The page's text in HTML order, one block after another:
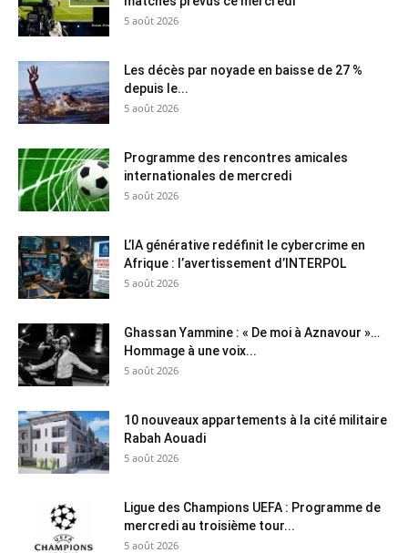
5 août 2026
Les décès par noyade en baisse de 27 %
depuis le...
5 août 2026
Programme des rencontres amicales
internationales de mercredi
5 août 2026
L’IA générative redéfinit le cybercrime en
Afrique : l’avertissement d’INTERPOL
5 août 2026
Ghassan Yammine : « De moi à Aznavour »…
Hommage à une voix...
5 août 2026
10 nouveaux appartements à la cité militaire
Rabah Aouadi
5 août 2026
Ligue des Champions UEFA : Programme de
mercredi au troisième tour...
5 août 2026